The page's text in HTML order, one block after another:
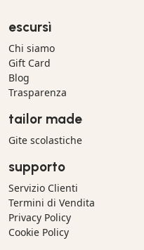
escursì
Chi siamo
Gift Card
Blog
Trasparenza
tailor made
Gite scolastiche
supporto
Servizio Clienti
Termini di Vendita
Privacy Policy
Cookie Policy